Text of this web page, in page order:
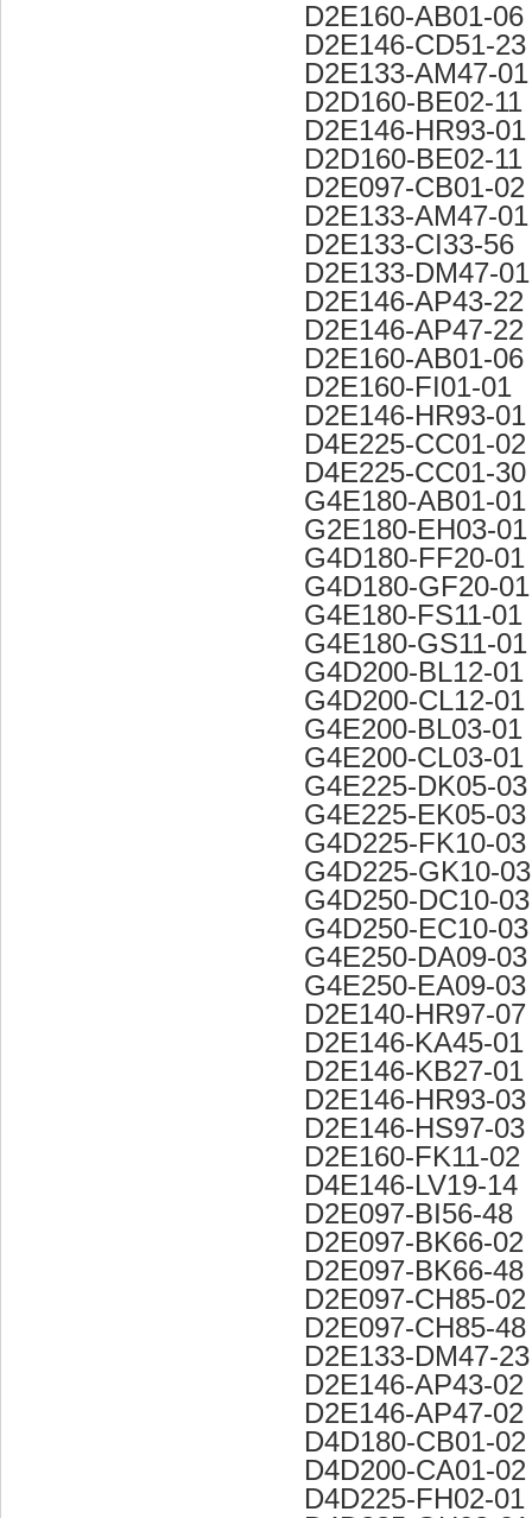
D2E160-AB01-06
D2E146-CD51-23
D2E133-AM47-01
D2D160-BE02-11
D2E146-HR93-01
D2D160-BE02-11
D2E097-CB01-02
D2E133-AM47-01
D2E133-CI33-56
D2E133-DM47-01
D2E146-AP43-22
D2E146-AP47-22
D2E160-AB01-06
D2E160-FI01-01
D2E146-HR93-01
D4E225-CC01-02
D4E225-CC01-30
G4E180-AB01-01
G2E180-EH03-01
G4D180-FF20-01
G4D180-GF20-01
G4E180-FS11-01
G4E180-GS11-01
G4D200-BL12-01
G4D200-CL12-01
G4E200-BL03-01
G4E200-CL03-01
G4E225-DK05-03
G4E225-EK05-03
G4D225-FK10-03
G4D225-GK10-03
G4D250-DC10-03
G4D250-EC10-03
G4E250-DA09-03
G4E250-EA09-03
D2E140-HR97-07
D2E146-KA45-01
D2E146-KB27-01
D2E146-HR93-03
D2E146-HS97-03
D2E160-FK11-02
D4E146-LV19-14
D2E097-BI56-48
D2E097-BK66-02
D2E097-BK66-48
D2E097-CH85-02
D2E097-CH85-48
D2E133-DM47-23
D2E146-AP43-02
D2E146-AP47-02
D4D180-CB01-02
D4D200-CA01-02
D4D225-FH02-01